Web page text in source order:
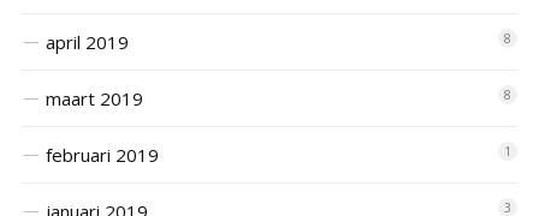
april 2019 8
maart 2019 8
februari 2019 1
3